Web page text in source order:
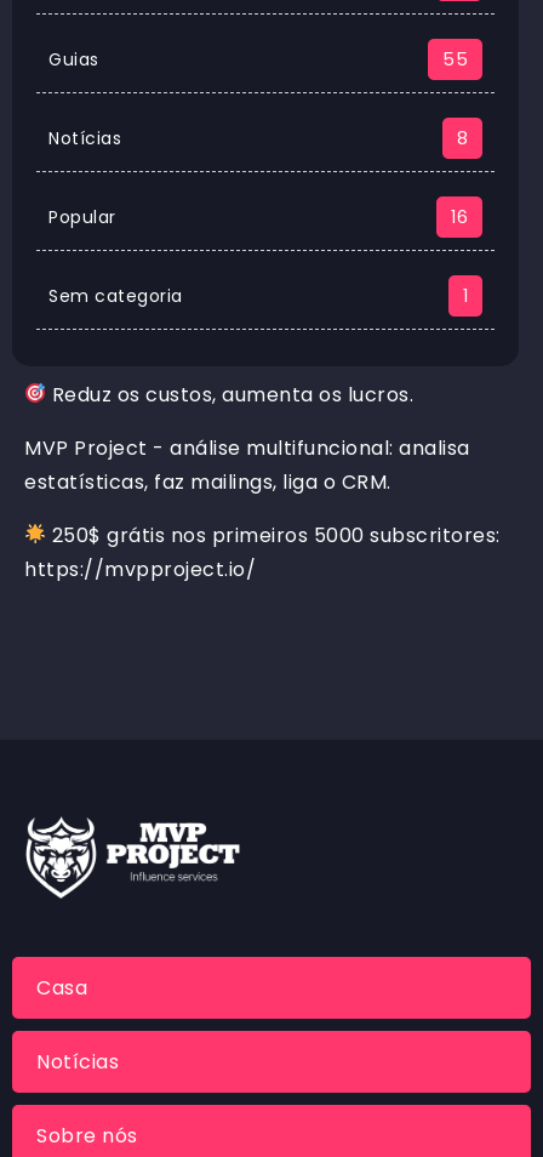
Guias 55
Notícias 8
Popular 16
Sem categoria 1
Reduz os custos, aumenta os lucros.
MVP Project - análise multifuncional: analisa
estatísticas, faz mailings, liga o CRM.
250$ grátis nos primeiros 5000 subscritores:
https://mvpproject.io/
Casa
Notícias
Sobre nós